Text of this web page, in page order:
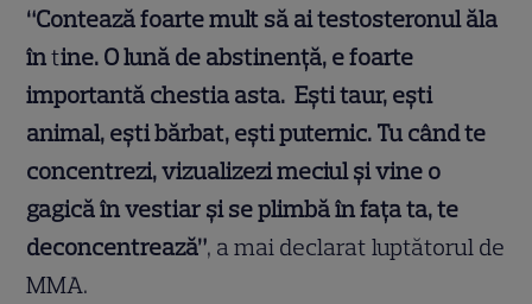
“Contează foarte mult să ai testosteronul ăla
întine. O lună de abstinență, e foarte
importantă chestia asta. Ești taur, ești
animal, ești bărbat, ești puternic. Tu când te
concentrezi, vizualizezi meciul și vine o
gagică în vestiar și se plimbă în fața ta, te
deconcentrează”, a mai declarat luptătorul de
MMA.